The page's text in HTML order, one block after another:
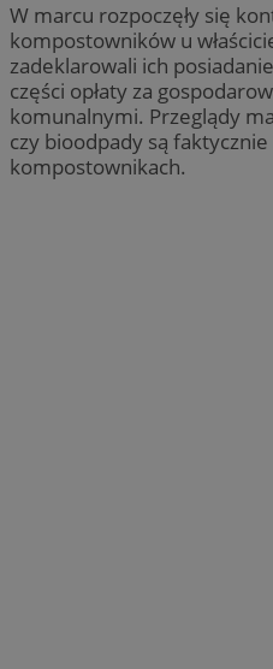
W marcu rozpoczęły się
kompostowników u
zadeklarowali ich
części opłaty za
komunalnymi. Przeglądy
czy bioodpady są
kompostownikach.